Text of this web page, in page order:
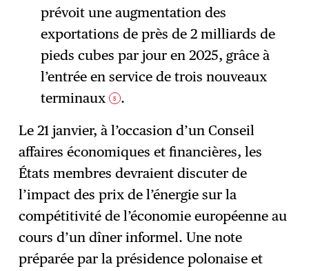
prévoit une augmentation des
exportations de près de 2 milliards de
pieds cubes par jour en 2025, grâce à
l’entrée en service de trois nouveaux
terminaux
5 .
Le 21 janvier, à l’occasion d’un Conseil
affaires économiques et financières, les
États membres devraient discuter de
l’impact des prix de l’énergie sur la
compétitivité de l’économie européenne au
cours d’un dîner informel. Une note
préparée par la présidence polonaise et